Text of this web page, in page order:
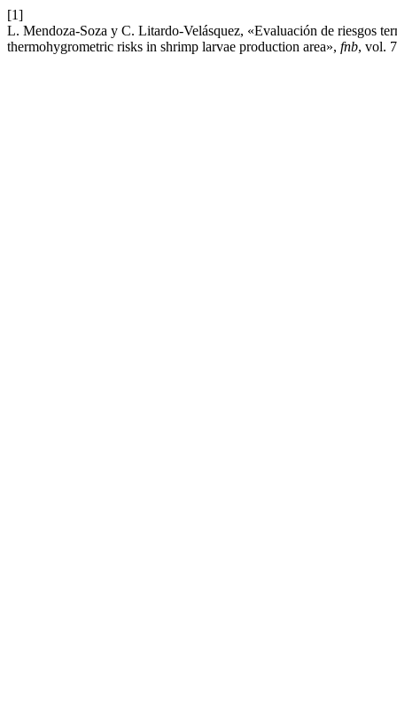
[1]
L. Mendoza-Soza y C. Litardo-Velásquez, «Evaluación de riesgos
thermohygrometric risks in shrimp larvae production area», fnb, vol.